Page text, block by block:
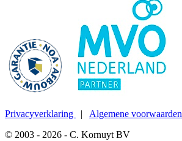
Privacyverklaring | Algemene voorwaarden
© 2003 - 2026 - C. Kornuyt BV